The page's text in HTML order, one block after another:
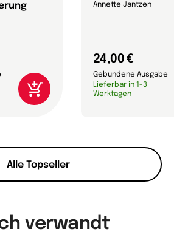
Alle Topseller
Annette Jantzen
24,00 €
Gebundene Ausgabe
Lieferbar in 1-3
Werktagen
verwandt